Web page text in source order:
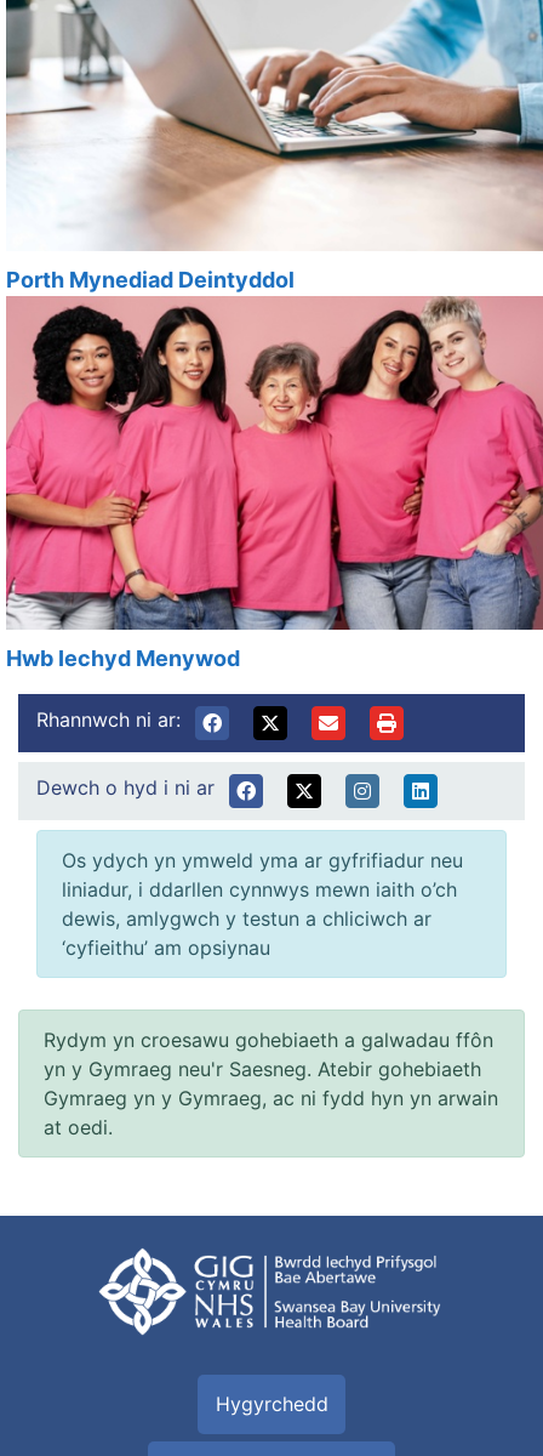
Porth Mynediad Deintyddol
Hwb Iechyd Menywod
Rhannwch ni ar:
Dewch o hyd i ni ar
Os ydych yn ymweld yma ar gyfrifiadur neu
liniadur, i ddarllen cynnwys mewn iaith o’ch
dewis, amlygwch y testun a chliciwch ar
‘cyfieithu’ am opsiynau
Rydym yn croesawu gohebiaeth a galwadau ffôn
yn y Gymraeg neu'r Saesneg. Atebir gohebiaeth
Gymraeg yn y Gymraeg, ac ni fydd hyn yn arwain
at oedi.
Hygyrchedd